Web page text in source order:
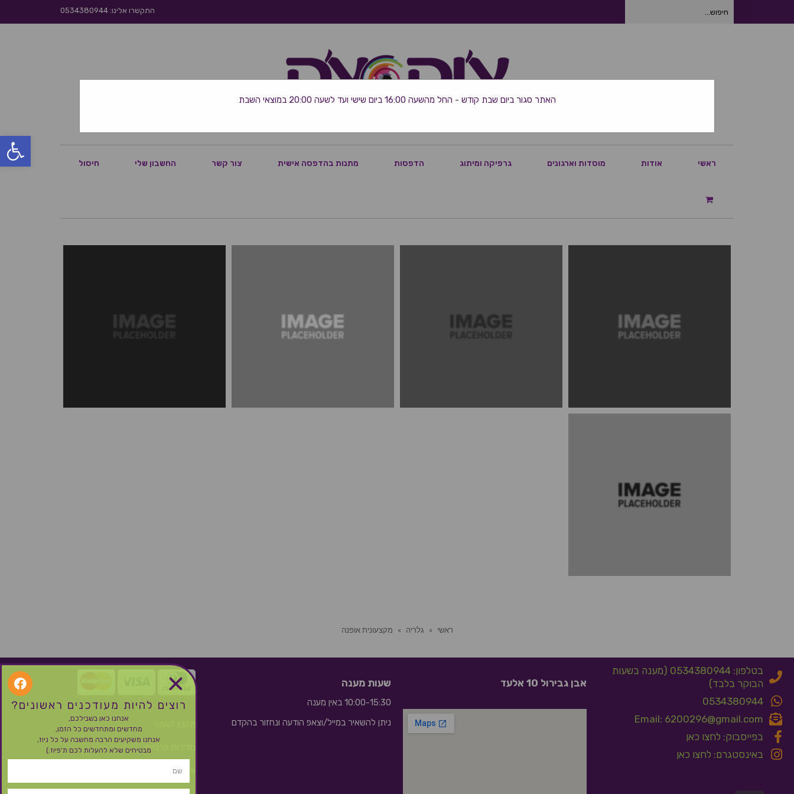
פתח
חיפוש התקשרו אלינו: 0534380944
ראשי אודות מוסדות וארגונים גרפיקה ומיתוג הדפסות מתנות בהדפסה אישית צור קשר החשבון שלי חיסול
ראשי » גלריה » מקצעונית אופנה
בטלפון: 0534380944 (מענה בשעות
הבוקר בלבד)
0534380944
Email: 6200296@gmail.com
בפייסבוק: לחצו כאן
באינסטגרם: לחצו כאן
אבן גבירול 10 אלעד שעות מענה
10:00-15:30 באין מענה
ניתן להשאיר במייל/וצאפ הודעה ונחזור בהקדם
מדיניות פרטיות
אחריות, משלוחים, החזרות וביטול עסקה
האתר סגור ביום שבת קודש - החל מהשעה 16:00 ביום שישי ועד לשעה 20:00 במוצאי השבת
רוצים להיות מעודכנים ראשונים?
אנחנו כאן בשבילכם,
מחדשים ומתחדשים כל הזמן,
אנחנו משקיעים הרבה מחשבה על כל ניוז,
מבטיחים שלא להעלות לכם ת’פיוז:)